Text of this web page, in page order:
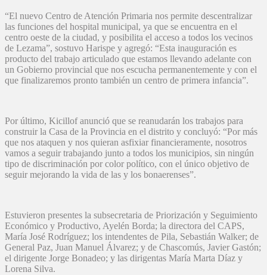
“El nuevo Centro de Atención Primaria nos permite descentralizar
las funciones del hospital municipal, ya que se encuentra en el
centro oeste de la ciudad, y posibilita el acceso a todos los vecinos
de Lezama”, sostuvo Harispe y agregó: “Esta inauguración es
producto del trabajo articulado que estamos llevando adelante con
un Gobierno provincial que nos escucha permanentemente y con el
que finalizaremos pronto también un centro de primera infancia”.
Por último, Kicillof anunció que se reanudarán los trabajos para
construir la Casa de la Provincia en el distrito y concluyó: “Por más
que nos ataquen y nos quieran asfixiar financieramente, nosotros
vamos a seguir trabajando junto a todos los municipios, sin ningún
tipo de discriminación por color político, con el único objetivo de
seguir mejorando la vida de las y los bonaerenses”.
Estuvieron presentes la subsecretaria de Priorización y Seguimiento
Económico y Productivo, Ayelén Borda; la directora del CAPS,
María José Rodríguez; los intendentes de Pila, Sebastián Walker; de
General Paz, Juan Manuel Álvarez; y de Chascomús, Javier Gastón;
el dirigente Jorge Bonadeo; y las dirigentas María Marta Díaz y
Lorena Silva.